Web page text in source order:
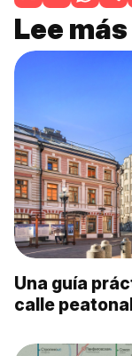
Lee más
Una guía
calle